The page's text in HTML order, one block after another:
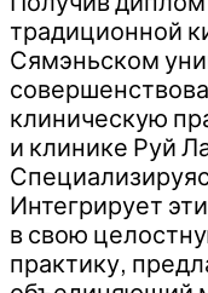
традиционной
Сямэньском
клиническую
и клинике Руй
Интегрирует
в свою
практику,